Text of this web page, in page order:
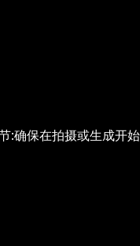
确保在拍摄或生成开始